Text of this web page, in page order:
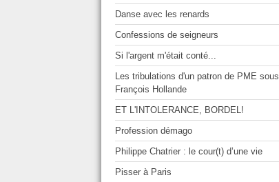
Danse avec les renards
Confessions de seigneurs
Si l'argent m'était conté...
Les tribulations d'un patron de PME sous
François Hollande
ET L'INTOLERANCE, BORDEL!
Profession démago
Philippe Chatrier : le cour(t) d’une vie
Pisser à Paris